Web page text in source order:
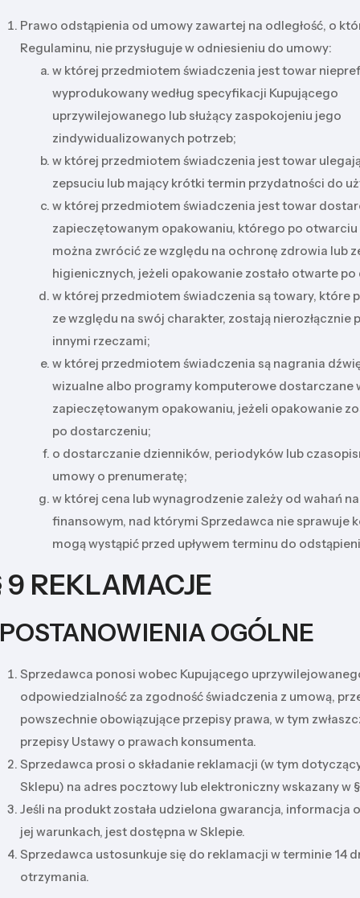
Prawo odstąpienia od umowy zawartej na odległość, o
Regulaminu, nie przysługuje w odniesieniu do umowy:
w której przedmiotem świadczenia jest towar
wyprodukowany według specyfikacji Kupującego
uprzywilejowanego lub służący zaspokojeniu jego
zindywidualizowanych potrzeb;
w której przedmiotem świadczenia jest towar
zepsuciu lub mający krótki termin przydatności do
w której przedmiotem świadczenia jest towar
zapieczętowanym opakowaniu, którego po
można zwrócić ze względu na ochronę zdrowia lub
higienicznych, jeżeli opakowanie zostało otwarte
w której przedmiotem świadczenia są towary, które
ze względu na swój charakter, zostają nierozłącznie
innymi rzeczami;
w której przedmiotem świadczenia są nagrania
wizualne albo programy komputerowe dostarczane
zapieczętowanym opakowaniu, jeżeli opakowanie
po dostarczeniu;
o dostarczanie dzienników, periodyków lub
umowy o prenumeratę;
w której cena lub wynagrodzenie zależy od wahań
finansowym, nad którymi Sprzedawca nie sprawuje
mogą wystąpić przed upływem terminu do
9 REKLAMACJE
OGÓLNE
Sprzedawca ponosi wobec Kupującego
odpowiedzialność za zgodność świadczenia z umową,
powszechnie obowiązujące przepisy prawa, w tym
przepisy Ustawy o prawach konsumenta.
Sprzedawca prosi o składanie reklamacji (w tym
Sklepu) na adres pocztowy lub elektroniczny wskazany w
Jeśli na produkt została udzielona gwarancja, informacja
jej warunkach, jest dostępna w Sklepie.
Sprzedawca ustosunkuje się do reklamacji w terminie 14
otrzymania.